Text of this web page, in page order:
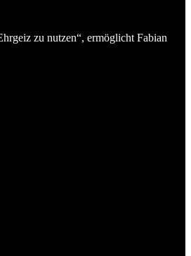
zu nutzen“, ermöglicht Fabian